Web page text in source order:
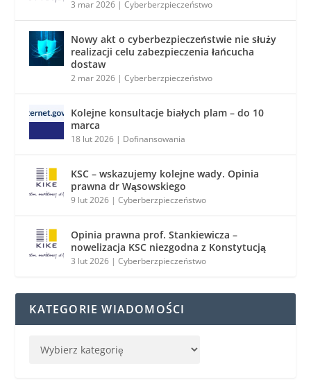
3 mar 2026 |Cyberberzpieczeństwo
Nowy akt o cyberbezpieczeństwie nie służy
realizacji celu zabezpieczenia łańcucha
dostaw
2 mar 2026 |Cyberberzpieczeństwo
Kolejne konsultacje białych plam – do 10
marca
18 lut 2026 | Dofinansowania
KSC – wskazujemy kolejne wady. Opinia
prawna dr Wąsowskiego
9 lut 2026 |Cyberberzpieczeństwo
Opinia prawna prof. Stankiewicza –
nowelizacja KSC niezgodna z Konstytucją
3 lut 2026 |Cyberberzpieczeństwo
KATEGORIE WIADOMOŚCI